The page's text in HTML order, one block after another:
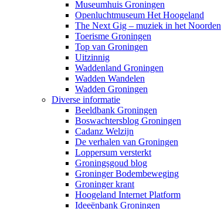
Museumhuis Groningen
Openluchtmuseum Het Hoogeland
The Next Gig – muziek in het Noorden
Toerisme Groningen
Top van Groningen
Uitzinnig
Waddenland Groningen
Wadden Wandelen
Wadden Groningen
Diverse informatie
Beeldbank Groningen
Boswachtersblog Groningen
Cadanz Welzijn
De verhalen van Groningen
Loppersum versterkt
Groningsgoud blog
Groninger Bodembeweging
Groninger krant
Hoogeland Internet Platform
Ideeënbank Groningen